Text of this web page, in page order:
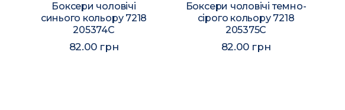
Боксери чоловічі
синього кольору 7218
205374C
82.00 грн
Боксери чоловічі темно-
сірого кольору 7218
205375C
82.00 грн